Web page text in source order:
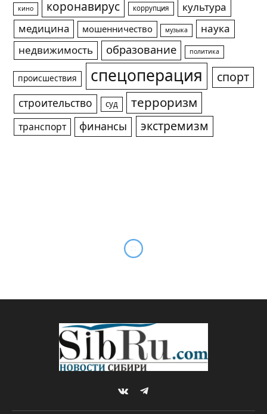
кино коронавирус коррупция
культура
медицина
мошенничество музыка
наука
недвижимость
образование политика
происшествия спецоперация спорт
строительство суд терроризм
транспорт финансы экстремизм
VKontakteTelegram